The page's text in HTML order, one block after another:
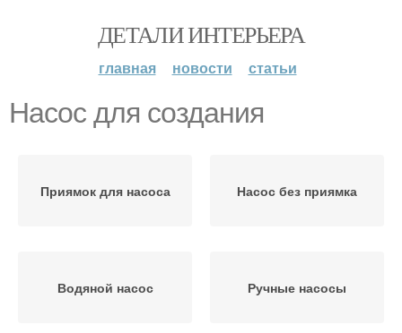
ДЕТАЛИ ИНТЕРЬЕРА
главная новости статьи
Насос для создания
Приямок для насоса Насос без приямка
Водяной насос Ручные насосы